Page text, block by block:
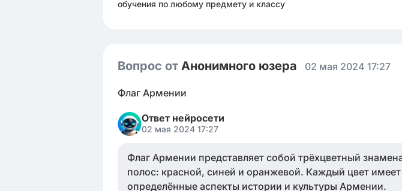
обучения по любому предмету и классу
Вопрос от Анонимного юзера 02 мая 2024 17:27
Флаг Армении
Ответ нейросети
02 мая 2024 17:27
Флаг Армении представляет собой трёхцветный
полос: красной, синей и оранжевой. Каждый цвет
определённые аспекты истории и культуры Армении.